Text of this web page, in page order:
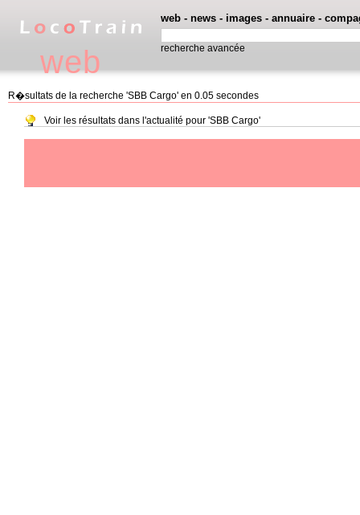
web
web - news - images - annuaire -
recherche avancée
R�sultats de la recherche 'SBB Cargo' en 0.05 secondes
Voir les résultats dans l'actualité pour 'SBB Cargo'